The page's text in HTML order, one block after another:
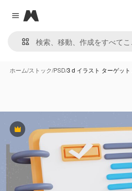
Close menu
Magnific
ホーム/ストック/PSD/3 d イラスト ターゲッ
Premium